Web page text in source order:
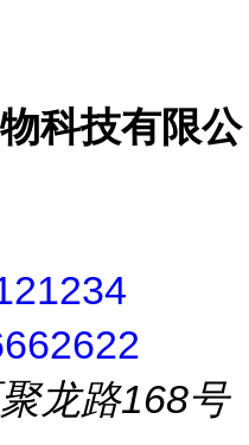
科技有限公
龙路168号